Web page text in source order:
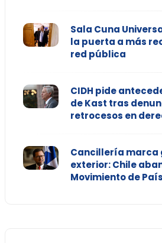
Sala Cuna
la puerta a más
red pública
CIDH pide
de Kast tras
retrocesos en
Cancillería marca
exterior: Chile
Movimiento de